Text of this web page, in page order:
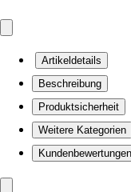
Artikeldetails
Beschreibung
Produktsicherheit
Weitere Kategorien
Kundenbewertungen